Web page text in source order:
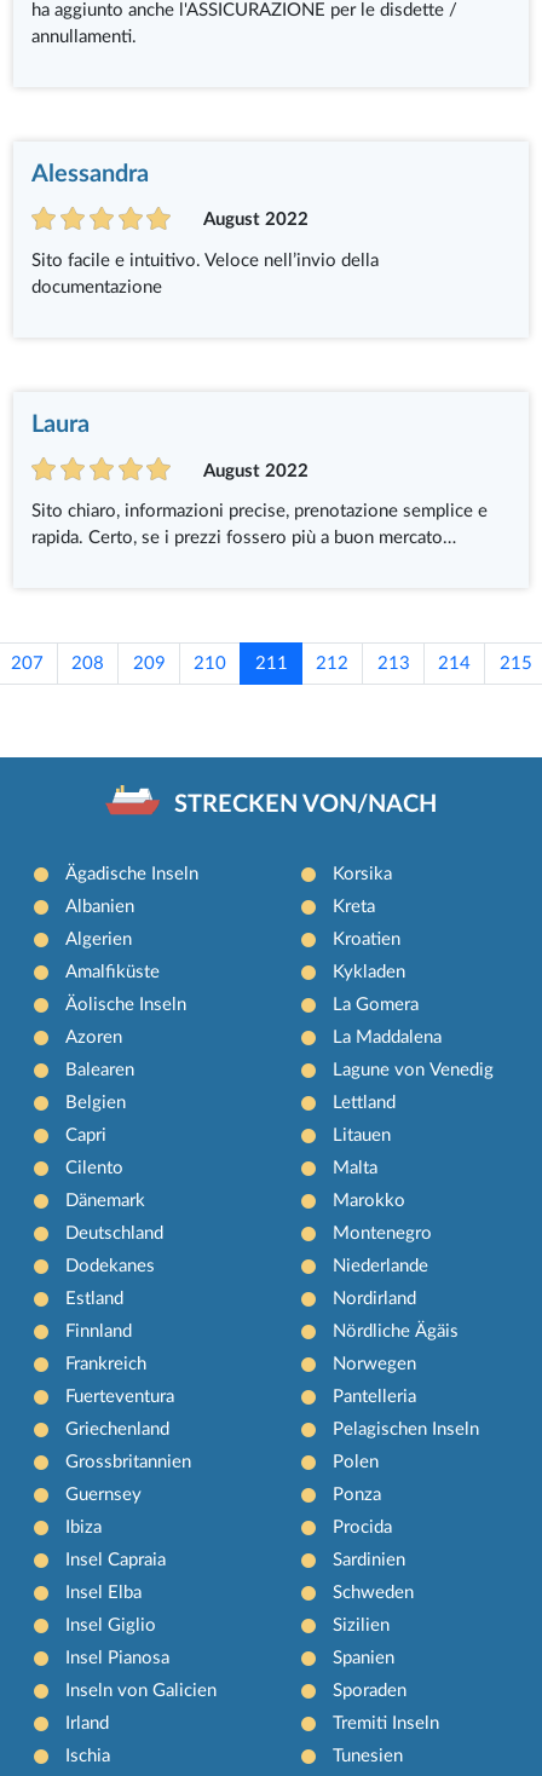
ha aggiunto anche l'ASSICURAZIONE per le disdette /
annullamenti.
Alessandra
August 2022
Sito facile e intuitivo. Veloce nell’invio della
documentazione
Laura
August 2022
Sito chiaro, informazioni precise, prenotazione semplice e
rapida. Certo, se i prezzi fossero più a buon mercato…
207 208 209 210 211 212 213 214 215
STRECKEN VON/NACH
Ägadische Inseln
Albanien
Algerien
Amalfiküste
Äolische Inseln
Azoren
Balearen
Belgien
Capri
Cilento
Dänemark
Deutschland
Dodekanes
Estland
Finnland
Frankreich
Fuerteventura
Griechenland
Grossbritannien
Guernsey
Ibiza
Insel Capraia
Insel Elba
Insel Giglio
Insel Pianosa
Inseln von Galicien
Irland
Ischia
Korsika
Kreta
Kroatien
Kykladen
La Gomera
La Maddalena
Lagune von Venedig
Lettland
Litauen
Malta
Marokko
Montenegro
Niederlande
Nordirland
Nördliche Ägäis
Norwegen
Pantelleria
Pelagischen Inseln
Polen
Ponza
Procida
Sardinien
Schweden
Sizilien
Spanien
Sporaden
Tremiti Inseln
Tunesien